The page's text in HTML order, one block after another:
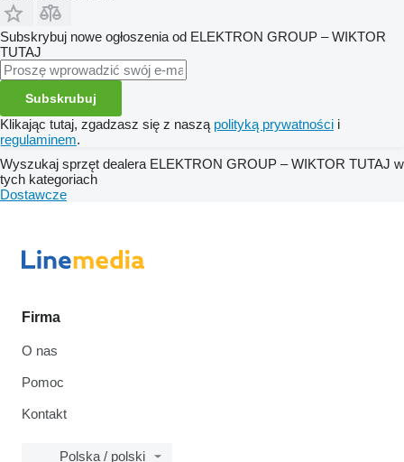
Subskrybuj nowe ogłoszenia od ELEKTRON GROUP – WIKTOR
TUTAJ
Subskrubuj
Klikając tutaj, zgadzasz się z naszą polityką prywatności i
regulaminem.
Wyszukaj sprzęt dealera ELEKTRON GROUP – WIKTOR TUTAJ w
tych kategoriach
Dostawcze
Firma
O nas
Pomoc
Kontakt
Polska / polski